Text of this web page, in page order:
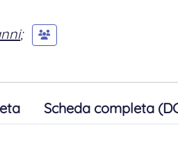
;
Scheda completa